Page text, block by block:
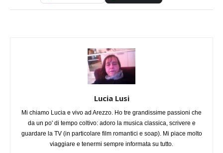
Lucia Lusi
Mi chiamo Lucia e vivo ad Arezzo. Ho tre grandissime passioni che
da un po' di tempo coltivo: adoro la musica classica, scrivere e
guardare la TV (in particolare film romantici e soap). Mi piace molto
viaggiare e tenermi sempre informata su tutto.